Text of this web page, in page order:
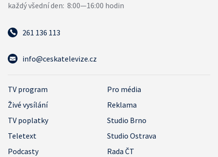
261 136 113
info@ceskatelevize.cz
TV program
Pro média
Živé vysílání
Reklama
TV poplatky
Studio Brno
Teletext
Studio Ostrava
Podcasty
Rada ČT